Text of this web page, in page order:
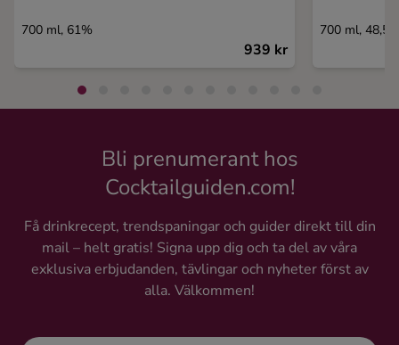
700 ml, 61%
939 kr
700 ml,
Bli prenumerant hos
Cocktailguiden.com!
Få drinkrecept, trendspaningar och guider direkt till din
mail – helt gratis! Signa upp dig och ta del av våra
exklusiva erbjudanden, tävlingar och nyheter först av
alla. Välkommen!